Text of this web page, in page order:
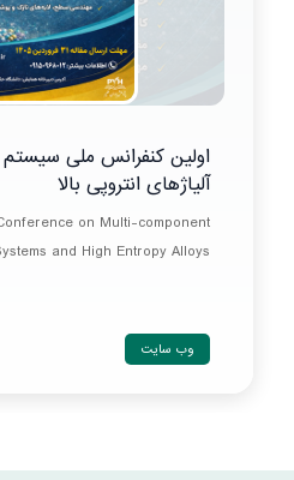
اولین کنفرانس ملی
آلیاژهای انتروپی بالا
on Multi-component
and High Entropy Alloys
وب سایت